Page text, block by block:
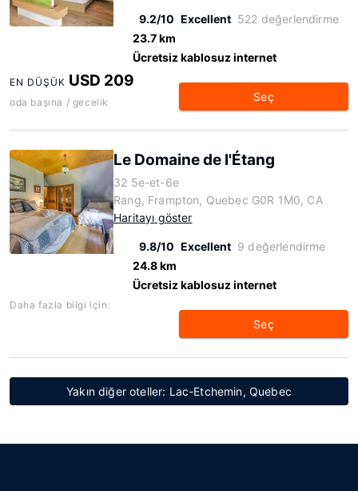
9.2/10 Excellent 522 değerlendirme
23.7 km
Ücretsiz kablosuz internet
EN DÜŞÜK USD 209
oda başına / gecelik Seç
Le Domaine de l'Étang
32 5e-et-6e
Rang, Frampton, Quebec G0R 1M0, CA
Haritayı göster
9.8/10 Excellent 9 değerlendirme
24.8 km
Ücretsiz kablosuz internet
Daha fazla bilgi için:
Seç
Yakın diğer oteller: Lac-Etchemin, Quebec